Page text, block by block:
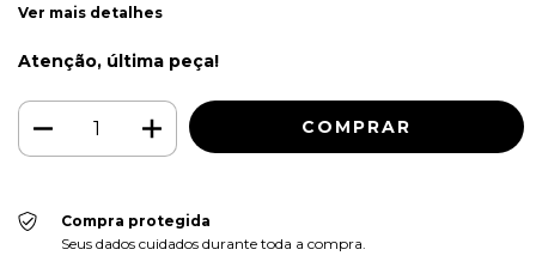
Ver mais detalhes
Atenção, última peça!
Compra protegida
Seus dados cuidados durante toda a compra.